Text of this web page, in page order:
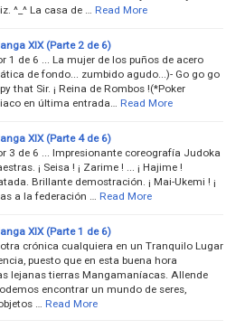
^_^ La casa de …
Read More
XIX (Parte 2 de 6)
1 de 6 ... La mujer de los puños de acero
de fondo... zumbido agudo...)- Go go go
that Sir. ¡ Reina de Rombos !(*Poker
en última entrada…
Read More
XIX (Parte 4 de 6)
3 de 6 ... Impresionante coreografía Judoka
¡ Seisa ! ¡ Zarime ! ... ¡ Hajime !
Brillante demostración. ¡ Mai-Ukemi ! ¡
a la federación …
Read More
XIX (Parte 1 de 6)
crónica cualquiera en un Tranquilo Lugar
puesto que en esta buena hora
lejanas tierras Mangamaníacas. Allende
encontrar un mundo de seres,
…
Read More